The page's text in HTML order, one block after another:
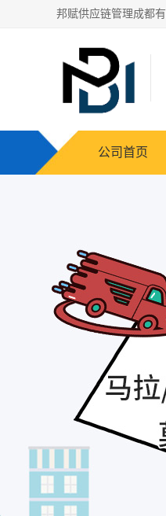
公司首页